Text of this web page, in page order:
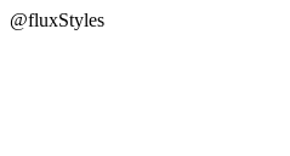
@fluxStyles